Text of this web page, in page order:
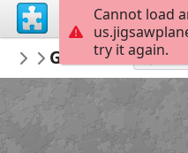
millefinestrelle
Ho Sete
Giudizio 別のピ
Cannot load
try it again.